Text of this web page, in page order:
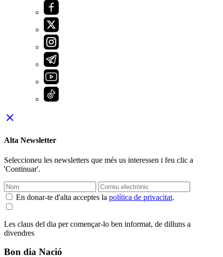
close
Alta Newsletter
Seleccioneu les newsletters que més us interessen i feu clic a
'Continuar'.
En donar-te d'alta acceptes la política de privacitat.
Les claus del dia per començar-lo ben informat, de dilluns a
divendres
Bon dia Nació